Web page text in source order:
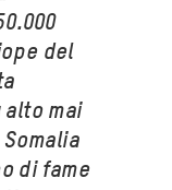
del
mai
di fame